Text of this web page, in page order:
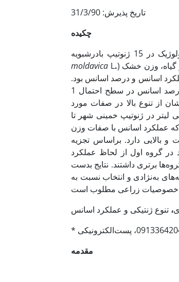
چکیده
moldavica L.) در قالب یک طرح کاملاً تصادفی با چهار تکرار انجام شد. صفات مورفولوژی شامل وزن تر گیاه، وزن خشک
اسانس و درصد اسانس بود.
براساس نتایج تجزیه واریانس، اختلاف ژنوتیپ‌های مورد مطالعه برای کلیه صفات بجز درصد اسانس در سطح احتمال 1
از تنوع بالا در صفات مورد
تغییرات عملکرد اسانس در بین ژنوتیپ‌های مورد بررسی از 49/0 میلی لیتر در ژنوتیپ خمینی شهر تا
که عملکرد اسانس با صفات وزن
بالایی دارد. براساس تجزیه
در گروه اول از لحاظ عملکرد
برتری داشتند. نتایج بدست
به‌نژادی و انتخاب نسبت به
، تنوع ژنتیکی و عملکرد اسانس
مقدمه